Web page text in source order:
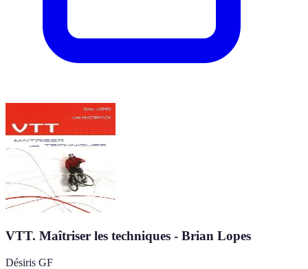
VTT. Maîtriser les techniques - Brian Lopes
Désiris GF